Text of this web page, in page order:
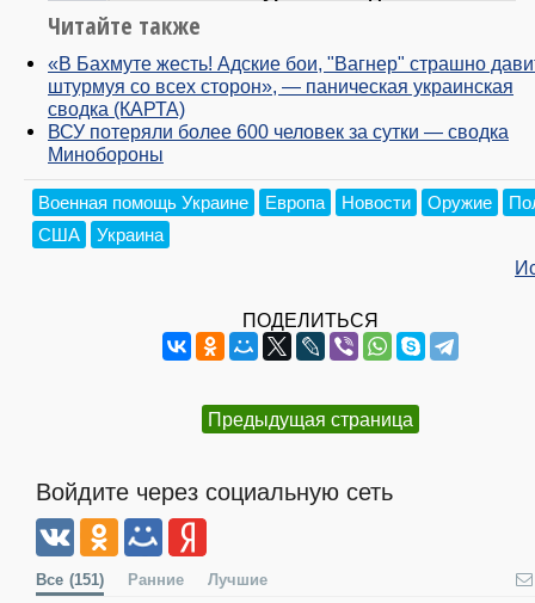
Читайте также
«В Бахмуте жесть! Адские бои, "Вагнер" страшно
штурмуя со всех сторон», — паническая украинская
сводка (КАРТА)
ВСУ потеряли более 600 человек за сутки — сводка
Минобороны
Военная помощь Украине Европа Новости Оружие
США
Украина
ПОДЕЛИТЬСЯ
Предыдущая страница
Войдите через социальную сеть
Все (151) Ранние Лучшие